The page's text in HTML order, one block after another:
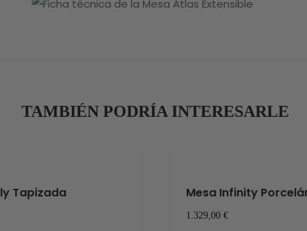
TAMBIÉN PODRÍA INTERESARLE
Tapizada Mesa Infinity
1.329,00 €